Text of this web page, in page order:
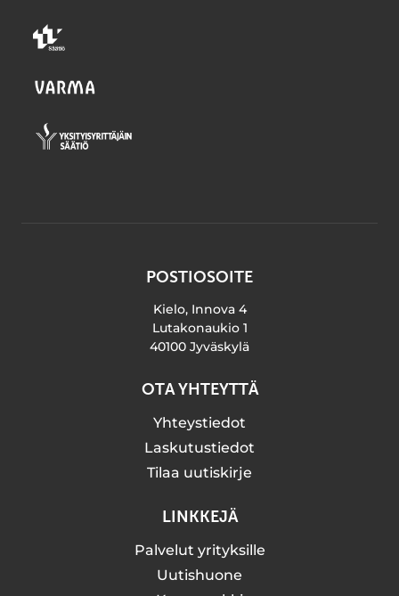
POSTIOSOITE
Kielo, Innova 4
Lutakonaukio 1
40100 Jyväskylä
OTA YHTEYTTÄ
Yhteystiedot
Laskutustiedot
Tilaa uutiskirje
LINKKEJÄ
Palvelut yrityksille
Uutishuone